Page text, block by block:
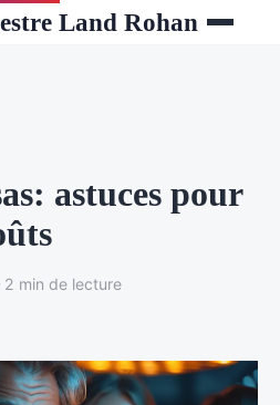
Land Rohan
astuces pour
min de lecture